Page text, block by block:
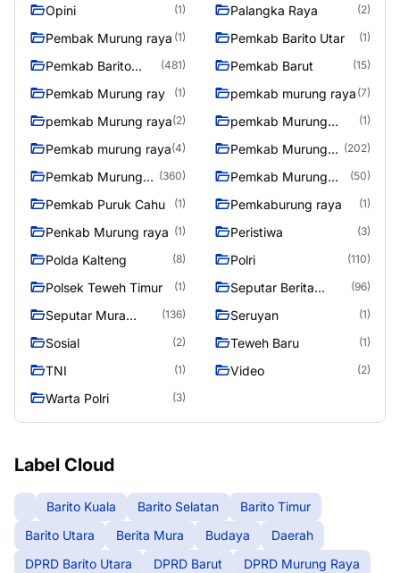
Opini (1) Palangka Raya (2)
Pembak Murung raya (1) Pemkab Barito Utar (1)
Pemkab Barito
(481) Pemkab Barut (15)
Pemkab Murung ray (1) pemkab murung raya (7)
pemkab Murung raya(2)
pemkab Murung
(1)
Pemkab murung raya(4)
Pemkab Murung
(202)
Pemkab Murung
(360)
Pemkab Murung
(50)
Pemkab Puruk Cahu (1) Pemkaburung raya (1)
Penkab Murung raya (1) Peristiwa (3)
Polda Kalteng (8) Polri (110)
Polsek Teweh Timur (1)
Seputar Berita
(96)
Seputar Mura
(136) Seruyan (1)
Sosial (2) Teweh Baru (1)
TNI (1) Video (2)
Warta Polri (3)
Label Cloud
Barito Kuala Barito Selatan
Barito Timur
Barito Utara
Berita Mura Budaya
Daerah
DPRD Barito Utara
DPRD Barut
DPRD Murung Raya